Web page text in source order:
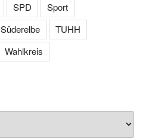
SPD
Sport
Süderelbe
TUHH
Wahlkreis